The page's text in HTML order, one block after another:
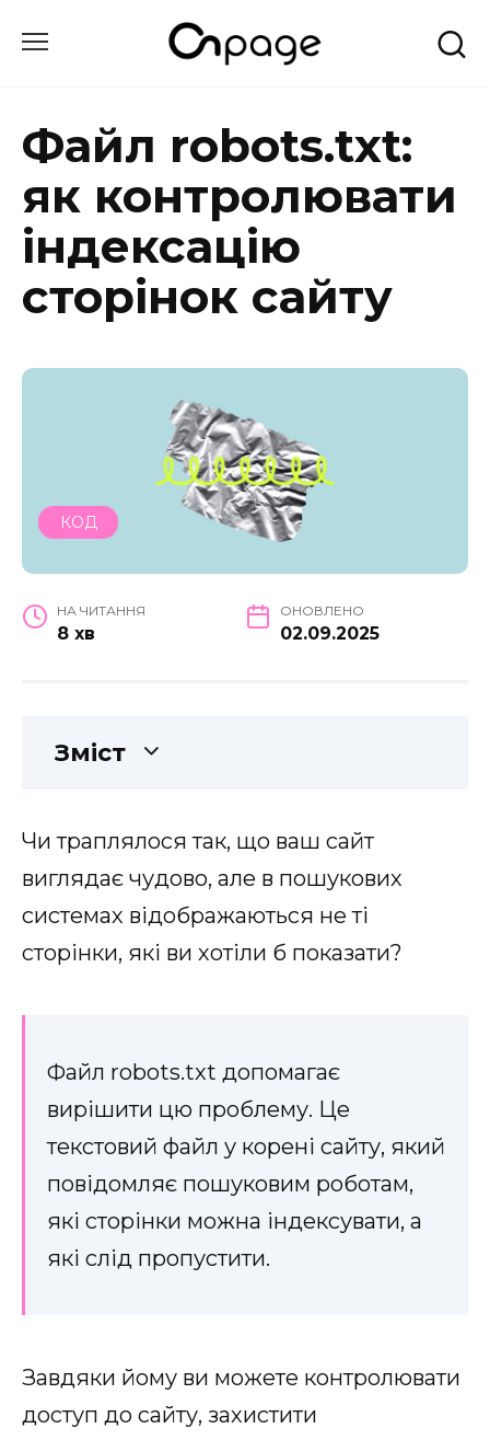
до
Файл robots.txt:
як контролювати
індексацію
сторінок сайту
КОД
НА ЧИТАННЯ
8 хв
ОНОВЛЕНО
02.09.2025
Зміст
Чи траплялося так, що ваш сайт
виглядає чудово, але в пошукових
системах відображаються не ті
сторінки, які ви хотіли б показати?
Файл robots.txt допомагає
вирішити цю проблему. Це
текстовий файл у корені сайту, який
повідомляє пошуковим роботам,
які сторінки можна індексувати, а
які слід пропустити.
Завдяки йому ви можете контролювати
доступ до сайту, захистити